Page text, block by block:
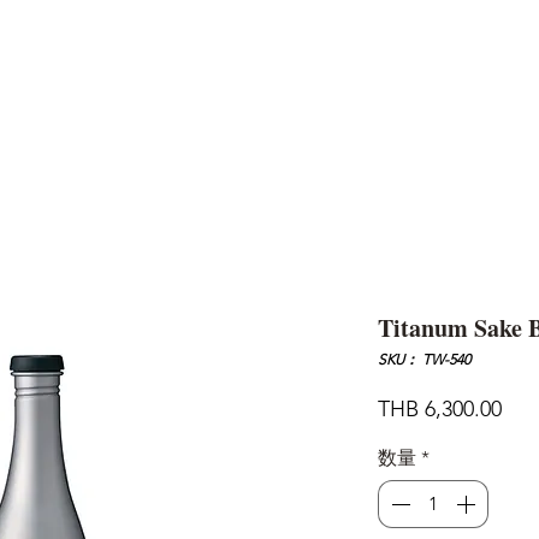
Titanum Sake
SKU： TW-540
THB 6,300.00価
数量 *